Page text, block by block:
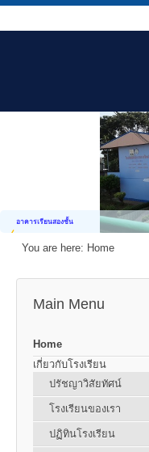
อาคารเรียนสองชั้น
You are here: Home
Main Menu
Home
เกี่ยวกับโรงเรียน
ปรัชญาวิสัยทัศน์
โรงเรียนของเรา
ปฏิทินโรงเรียน